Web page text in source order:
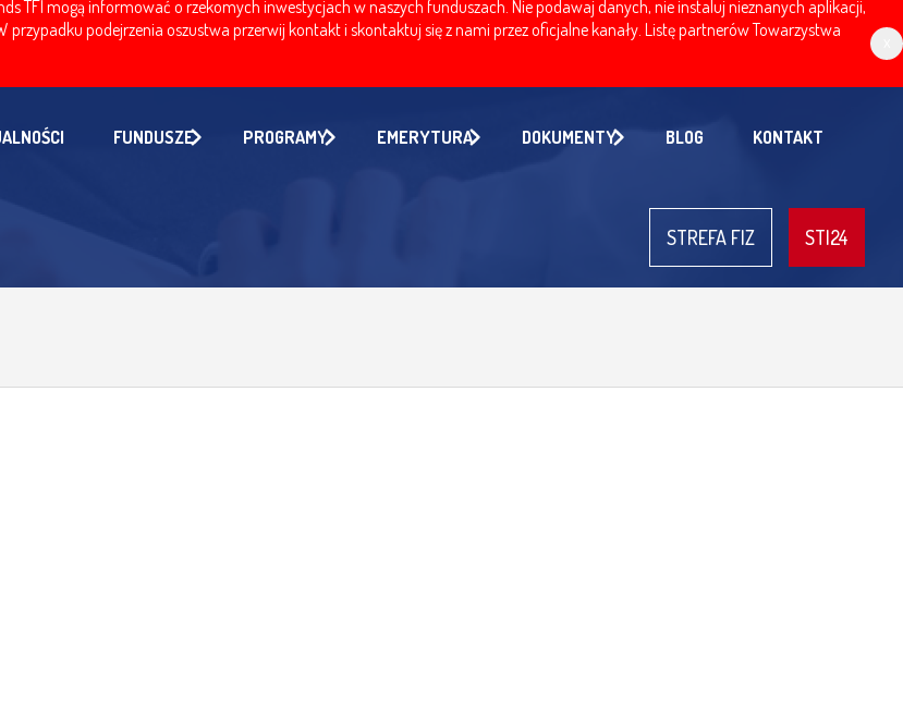
TFI mogą informować o rzekomych inwestycjach w naszych funduszach. Nie podawaj danych, nie instaluj nieznanych aplikacji,
podejrzenia oszustwa przerwij kontakt i skontaktuj się z nami przez oficjalne kanały. Listę partnerów Towarzystwa
FUNDUSZE PROGRAMY EMERYTURA DOKUMENTY BLOG KONTAKT
STREFA FIZ STI24